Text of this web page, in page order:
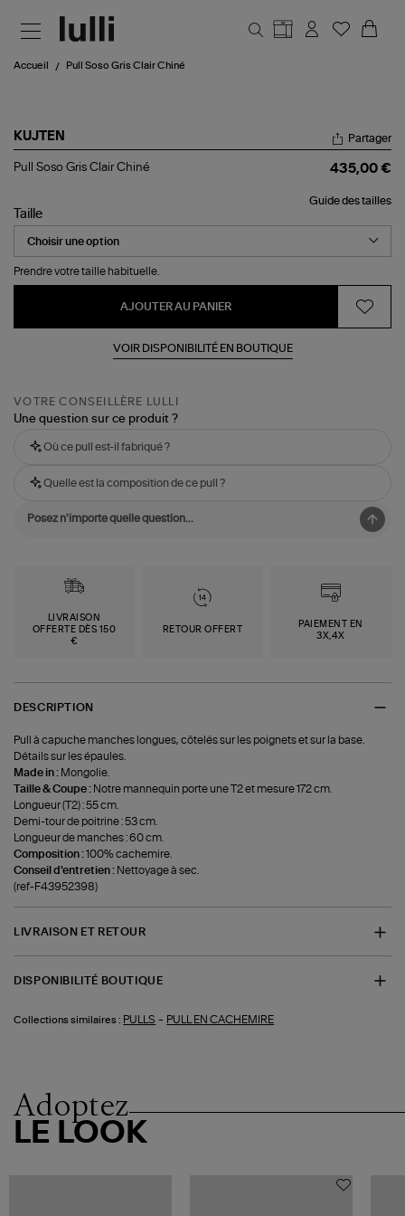
Accueil Pull Soso Gris Clair Chiné
KUJTEN
Pull
Clair
Chiné
Partager
Pull Soso Gris Clair Chiné 435,00 €
Guide des tailles
Taille
Prendre votre taille habituelle.
AJOUTER AU PANIER
VOIR DISPONIBILITÉ EN BOUTIQUE
VOTRE CONSEILLÈRE LULLI
Une question sur ce produit ?
Où ce pull est-il fabriqué ?
Quelle est la composition de ce pull ?
LIVRAISON
OFFERTE DÈS 150
€
RETOUR OFFERT
PAIEMENT EN
3X,4X
DESCRIPTION
Pull à capuche manches longues, côtelés sur les poignets et sur la base.
Détails sur les épaules.
Made in : Mongolie.
Taille & Coupe : Notre mannequin porte une T2 et mesure 172 cm.
Longueur (T2) : 55 cm.
Demi-tour de poitrine : 53 cm.
Longueur de manches : 60 cm.
Composition :100% cachemire.
Conseil d'entretien : Nettoyage à sec.
(ref-F43952398)
LIVRAISON ET RETOUR
DISPONIBILITÉ BOUTIQUE
Collections similaires : PULLS - PULL EN CACHEMIRE
Adoptez
LE LOOK